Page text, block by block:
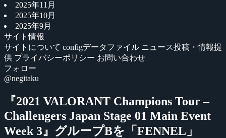
2025年11月
2025年10月
2025年9月
サイト情報
サイトについて configデータファイル ニュース投稿・情報提
供 プライバシーポリシー お問い合わせ
フォロー
@negitaku
『2021 VALORANT Champions Tour –
Challengers Japan Stage 01 Main Event
Week 3』グループBを「FENNEL」